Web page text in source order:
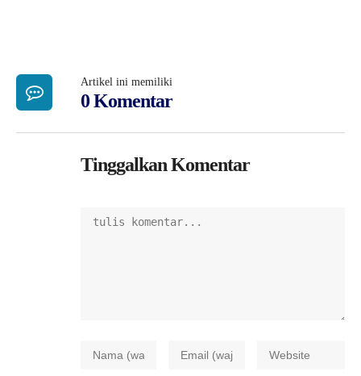
Artikel ini memiliki
0 Komentar
Tinggalkan Komentar